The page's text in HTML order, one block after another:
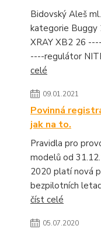
Bidovský Aleš
kategorie
XRAY XB2 26
----regulátor
celé
09.01.2021
Povinná
jak na to.
Pravidla pro
modelů od
2020 platí nová
bezpilotních
číst celé
05.07.2020